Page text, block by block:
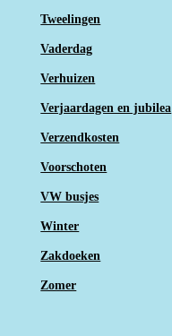
Tweelingen
Vaderdag
Verhuizen
Verjaardagen en jubilea
Verzendkosten
Voorschoten
VW busjes
Winter
Zakdoeken
Zomer